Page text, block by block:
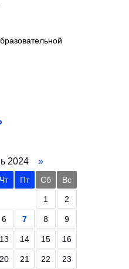
2024 »
Чт Пт Сб Вс
1 2
6 7 8 9
13 14 15 16
20 21 22 23